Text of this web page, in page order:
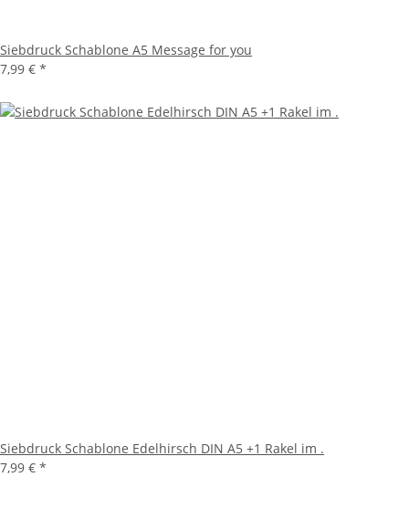
Siebdruck Schablone A5 Message for you
7,99 € *
Siebdruck Schablone Edelhirsch DIN A5 +1 Rakel im .
7,99 € *